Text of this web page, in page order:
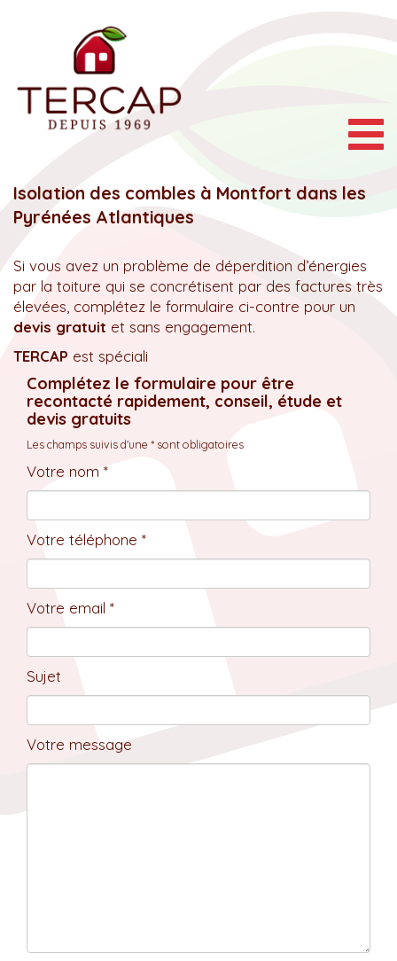
Isolation des combles à Montfort dans les
Pyrénées Atlantiques
Si vous avez un problème de déperdition d’énergies
par la toiture qui se concrétisent par des factures très
élevées, complétez le formulaire ci-contre pour un
devis gratuit et sans engagement.
TERCAP est spéciali
Complétez le formulaire pour être
recontacté rapidement, conseil, étude et
devis gratuits
Les champs suivis d'une * sont obligatoires
Votre nom *
Votre téléphone *
Votre email *
Sujet
Votre message